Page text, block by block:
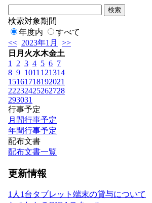
検索対象期間
年度内
すべて
<< 2023年1月
>>
日 月 火水木金土
1
2 3 4 5 6 7
8 9 1011 121314
15161718192021
22232425262728
293031
行事予定
月間行事予定
年間行事予定
配布文書
配布文書一覧
更新情報
1人1台タブレット端末の貸与について